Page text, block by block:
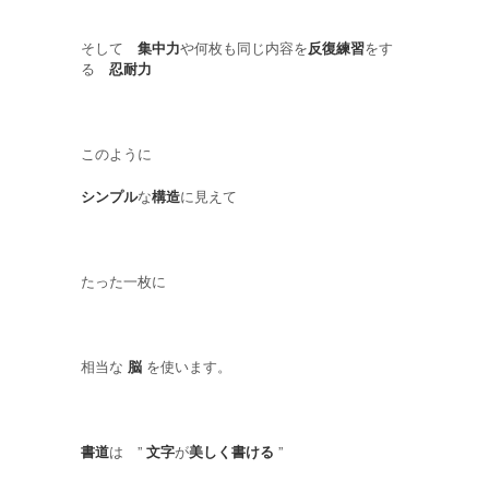
そして 集中力や何枚も同じ内容を反復練習をす
る 忍耐力
このように
シンプルな構造に見えて
たった一枚に
相当な 脳 を使います。
書道は ” 文字が美しく書ける ”